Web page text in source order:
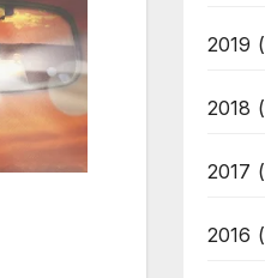
2019
2018
2017
2016